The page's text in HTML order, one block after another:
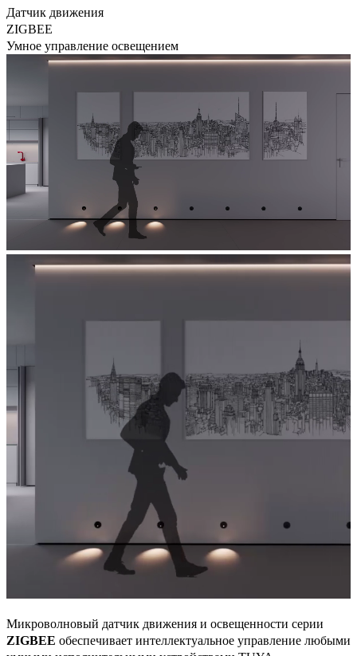
Датчик движения
ZIGBEE
Умное управление освещением
Микроволновый датчик движения и освещенности серии
ZIGBEE обеспечивает интеллектуальное управление любыми